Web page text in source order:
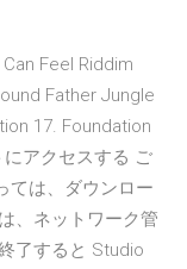
Feel Riddim
Father Jungle
17. Foundation
にアクセスする ご
ては、ダウンロー
、ネットワーク管
了すると Studio